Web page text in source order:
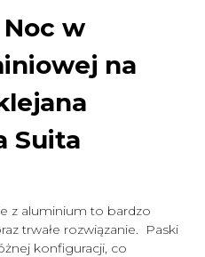
w
na
Suita
z aluminium to bardzo
trwałe rozwiązanie. Paski
konfiguracji, co